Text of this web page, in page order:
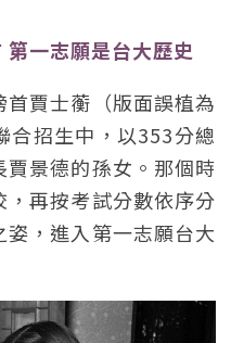
一志願是台大歷史
賈士蘅（版面誤植為
合招生中，以353分總
景德的孫女。那個時
再按考試分數依序分
，進入第一志願台大